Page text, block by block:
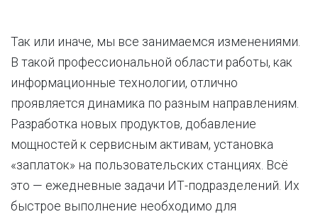
Так или иначе, мы все занимаемся изменениями.
В такой профессиональной области работы, как
информационные технологии, отлично
проявляется динамика по разным направлениям.
Разработка новых продуктов, добавление
мощностей к сервисным активам, установка
«заплаток» на пользовательских станциях. Всё
это — ежедневные задачи ИТ-подразделений. Их
быстрое выполнение необходимо для